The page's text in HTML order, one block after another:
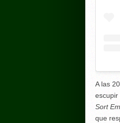
A las
Sort
que